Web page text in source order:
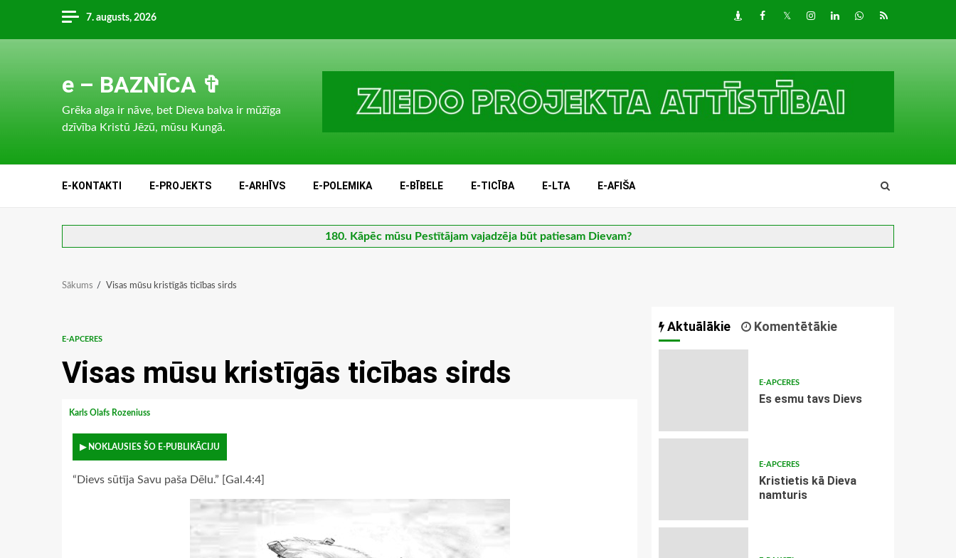
content
7. augusts, 2026 DraugiemFacebook
TwitterInstagram
LinkedInwhatsapp
RSS
e – BAZNĪCA ✞
Grēka alga ir nāve, bet Dieva balva ir mūžīga
dzīvība Kristū Jēzū, mūsu Kungā.
E-KONTAKTI E-PROJEKTS E-ARHĪVS E-POLEMIKA E-BĪBELE E-TICĪBA E-LTA E-AFIŠA
180. Kāpēc mūsu Pestītājam vajadzēja būt patiesam Dievam?
Sākums Visas mūsu kristīgās ticības sirds
E-APCERES
Visas mūsu kristīgās ticības sirds
Karls Olafs Rozeniuss
▶ NOKLAUSIES ŠO E-PUBLIKĀCIJU
“Dievs sūtīja Savu paša Dēlu.” [Gal.4:4]
Aktuālākie Komentētākie
E-APCERES
Es esmu tavs Dievs
E-APCERES
Kristietis kā Dieva
namturis